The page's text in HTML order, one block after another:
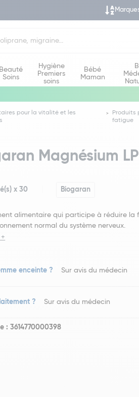
Beauté
Soins
Hygiène
Premiers
soins
Bébé
Maman
pour la vitalité et les
Produits
fatigue
Magnésium
x 30 Biogaran
alimentaire qui participe à réduire la
normal du système nerveux.
enceinte ? Sur avis du médecin
? Sur avis du médecin
: 3614770000398